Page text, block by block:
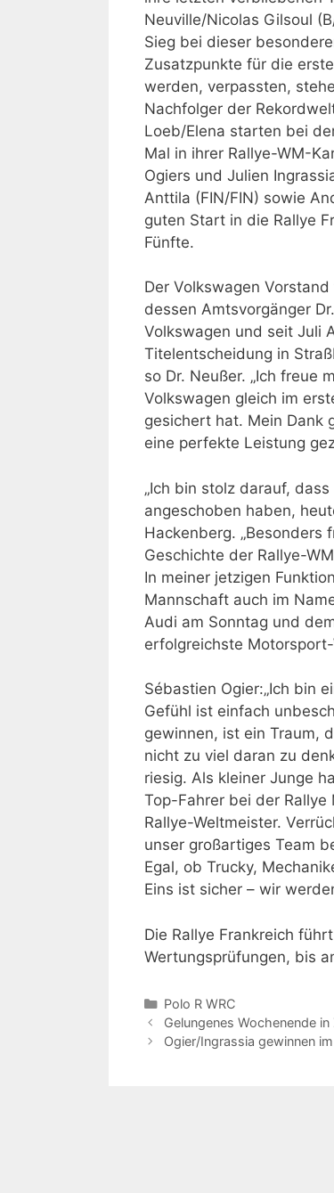
Neuville/Nicolas Gilsoul
Sieg bei dieser
Zusatzpunkte für die
werden, verpassten,
Nachfolger der
Loeb/Elena starten bei
Mal in ihrer Rallye-WM-
Ogiers und Julien
Anttila (FIN/FIN) sowie
guten Start in die Rallye
Fünfte.
Der Volkswagen
dessen Amtsvorgänger
Volkswagen und seit Juli
Titelentscheidung in
so Dr. Neußer. „Ich freue
Volkswagen gleich im
gesichert hat. Mein Dank
eine perfekte Leistung
„Ich bin stolz darauf,
angeschoben haben,
Hackenberg. „Besonders
Geschichte der Rallye-
In meiner jetzigen
Mannschaft auch im
Audi am Sonntag und
erfolgreichste Motorsport-
Sébastien Ogier:„Ich bin
Gefühl ist einfach
gewinnen, ist ein Traum,
nicht zu viel daran zu
riesig. Als kleiner Junge
Top-Fahrer bei der
Rallye-Weltmeister.
unser großartiges Team
Egal, ob Trucky,
Eins ist sicher – wir
Die Rallye Frankreich
Wertungsprüfungen, bis
Kategorien
Polo R WRC
Gelungenes Wochenende
Ogier/Ingrassia gewinnen